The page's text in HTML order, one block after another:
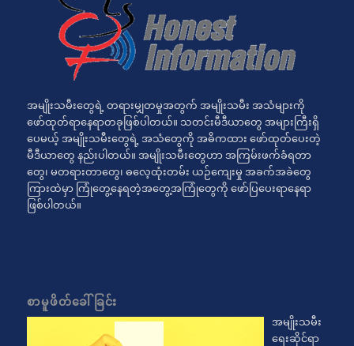
အမျိုးသမီးတွေရဲ့ တရားမျှတမှုအတွက် အမျိုးသမီး အသံများကို
ဖော်ထုတ်ရာနေရာတခုဖြစ်ပါတယ်။ သတင်းမီဒီယာတွေ အများကြီးရှိ
ပေမယ့် အမျိုးသမီးတွေရဲ့ အသံတွေကို အဓိကထား ဖော်ထုတ်ပေးတဲ့
မီဒီယာတွေ နည်းပါတယ်။ အမျိုးသမီးတွေဟာ အကြမ်းဖက်ခံရတာ
တွေ၊ မတရားတာတွေ၊ ဓလေ့ထုံးတမ်း ယဉ်ကျေးမှု အခက်အခဲတွေ
ကြားထဲမှာ ကြုံတွေ့နေရတဲ့အတွေ့အကြုံတွေကို ဖော်ပြပေးရာနေရာ
ဖြစ်ပါတယ်။
စာမူဖိတ်ခေါ်ခြင်း
အမျိုးသမီး
ရေးဆိုင်ရာ